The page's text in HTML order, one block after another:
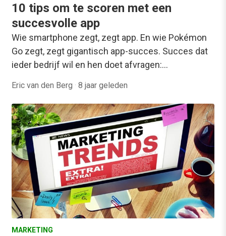
10 tips om te scoren met een
succesvolle app
Wie smartphone zegt, zegt app. En wie Pokémon
Go zegt, zegt gigantisch app-succes. Succes dat
ieder bedrijf wil en hen doet afvragen:…
Eric van den Berg · 8 jaar geleden
MARKETING